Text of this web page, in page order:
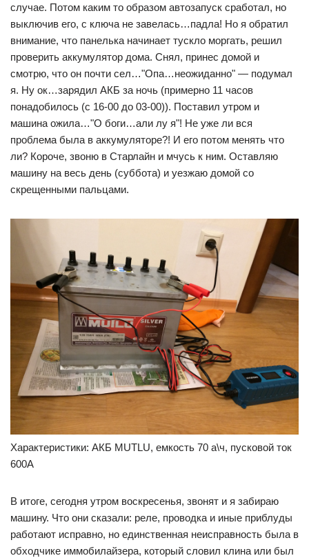
случае. Потом каким то образом автозапуск сработал, но
выключив его, с ключа не завелась…падла! Но я обратил
внимание, что панелька начинает тускло моргать, решил
проверить аккумулятор дома. Снял, принес домой и
смотрю, что он почти сел…"Опа…неожиданно" — подумал
я. Ну ок…зарядил АКБ за ночь (примерно 11 часов
понадобилось (с 16-00 до 03-00)). Поставил утром и
машина ожила…"О боги…али лу я"! Не уже ли вся
проблема была в аккумуляторе?! И его потом менять что
ли? Короче, звоню в Старлайн и мчусь к ним. Оставляю
машину на весь день (суббота) и уезжаю домой со
скрещенными пальцами.
Характеристики: АКБ MUTLU, емкость 70 а\ч, пусковой ток
600А
В итоге, сегодня утром воскресенья, звонят и я забираю
машину. Что они сказали: реле, проводка и иные приблуды
работают исправно, но единственная неисправность была в
обходчике иммобилайзера, который словил клина или был